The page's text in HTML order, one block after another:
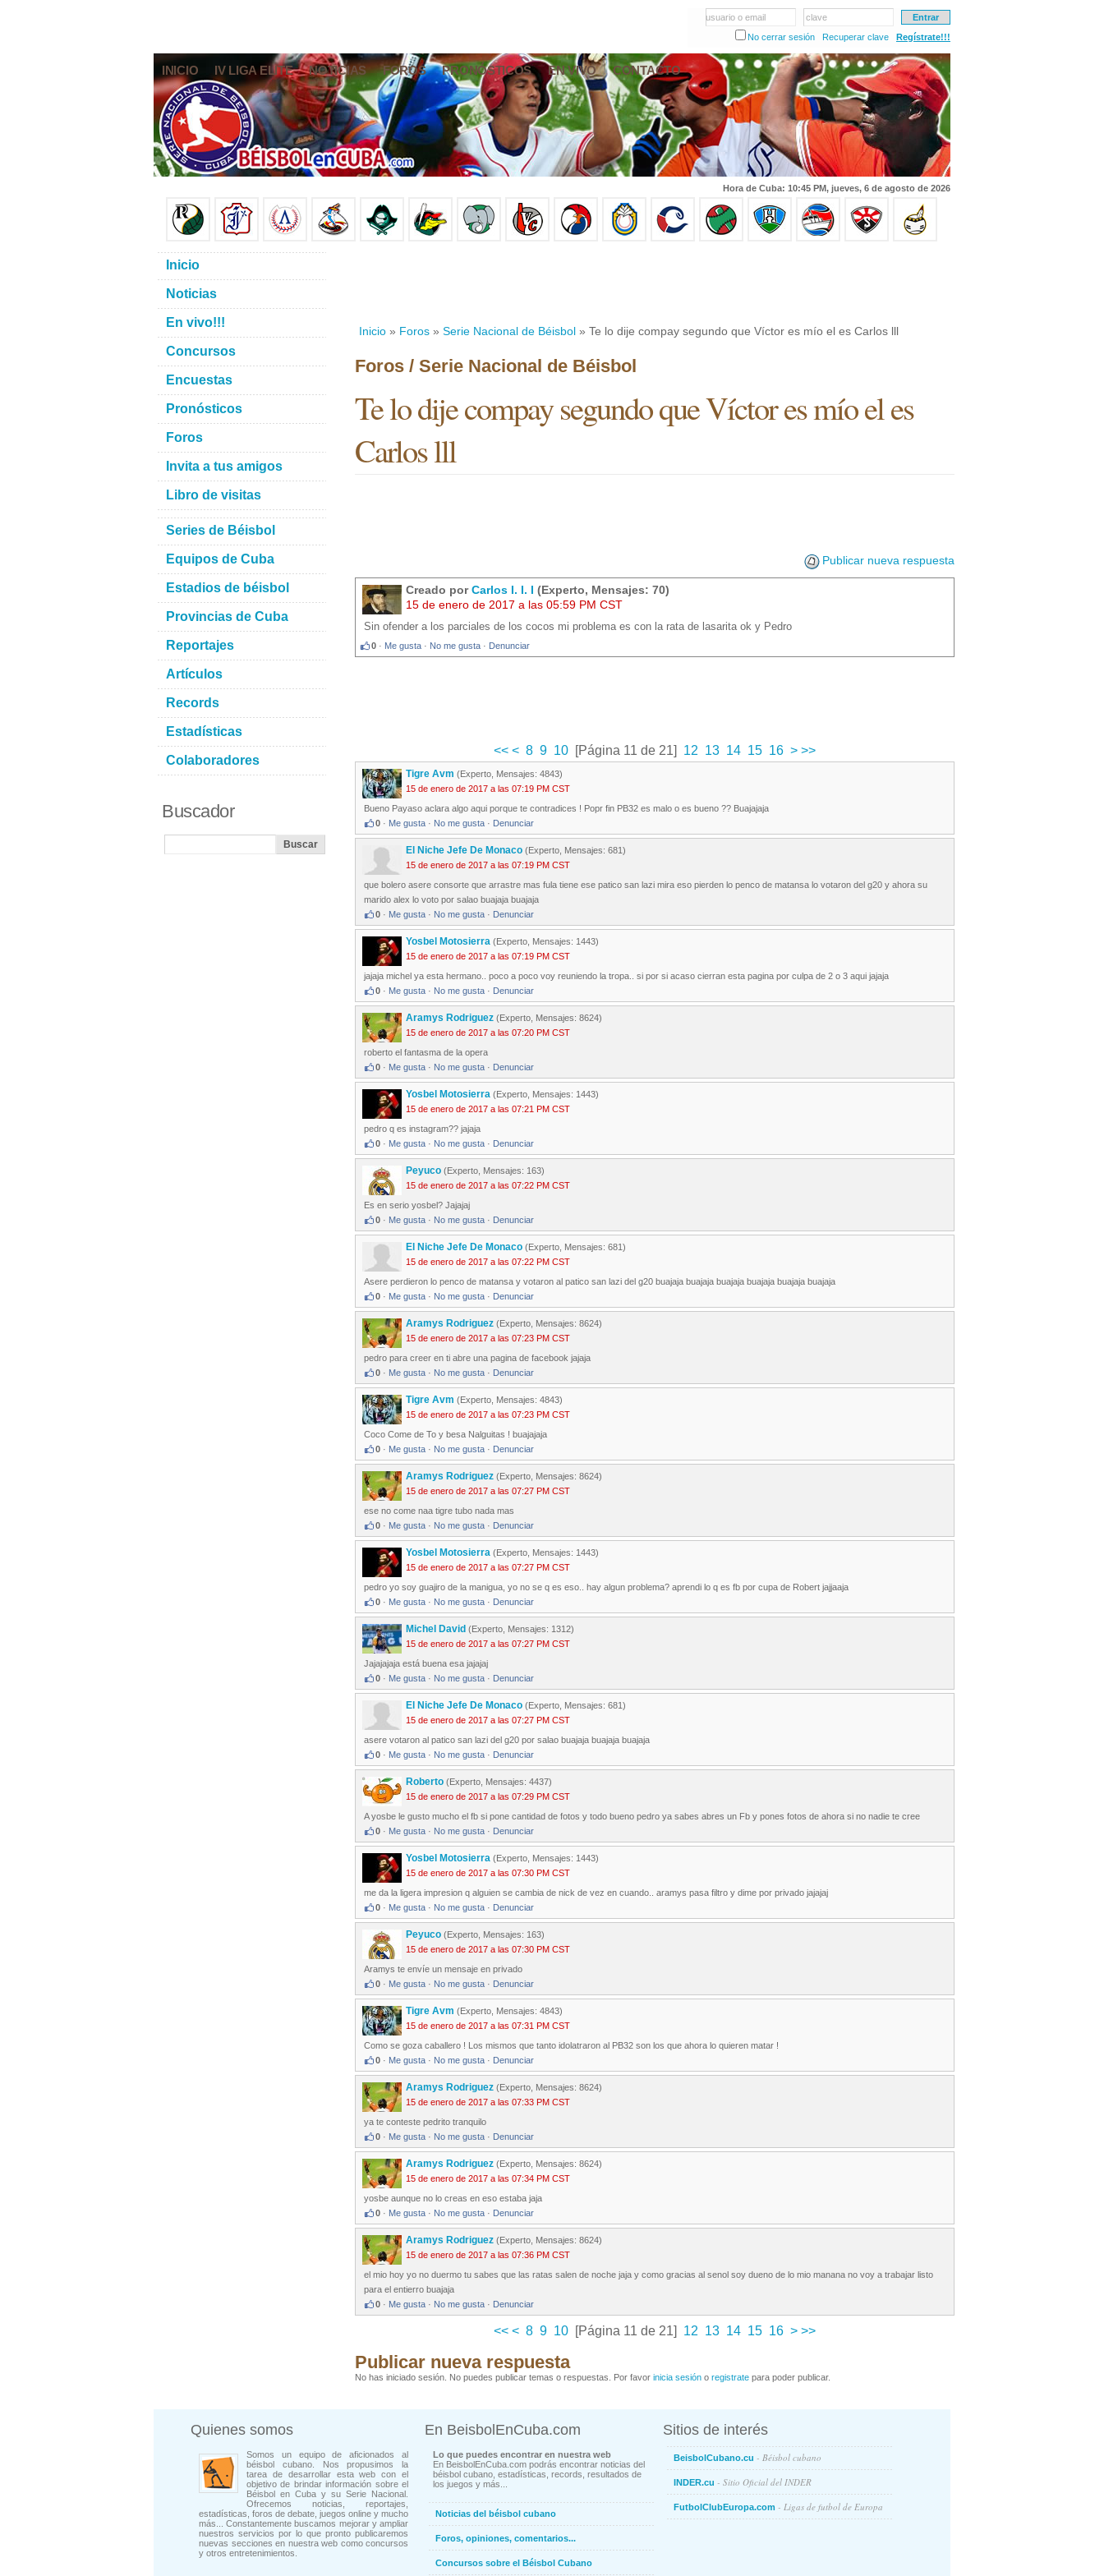
usuario o email
clave
No cerrar sesión
Recuperar clave Regístrate!!!
INICIO IV LIGA ELITE NOTICIAS FOROS PRONÓSTICOS EN VIVO CONTACTO
Hora de Cuba: 10:45 PM, jueves, 6 de agosto de 2026
Inicio » Foros » Serie Nacional de Béisbol » Te lo dije compay segundo que Víctor es mío el es Carlos lll
Foros / Serie Nacional de Béisbol
Te lo dije compay segundo que Víctor es mío el es
Carlos lll
Publicar nueva respuesta
Creado porCarlos I. I. I (Experto, Mensajes: 70)
15 de enero de 2017 a las 05:59 PM CST
Sin ofender a los parciales de los cocos mi problema es con la rata de lasarita ok y Pedro
0 · Me gusta · No me gusta · Denunciar
<< < 8 9 10 [Página 11 de 21] 12 13 14 15 16 > >>
Tigre Avm (Experto, Mensajes: 4843)
15 de enero de 2017 a las 07:19 PM CST
Bueno Payaso aclara algo aqui porque te contradices ! Popr fin PB32 es malo o es bueno ?? Buajajaja
0 · Me gusta · No me gusta · Denunciar
El Niche Jefe De Monaco (Experto, Mensajes: 681)
15 de enero de 2017 a las 07:19 PM CST
que bolero asere consorte que arrastre mas fula tiene ese patico san lazi mira eso pierden lo penco de matansa lo votaron del g20 y ahora su
marido alex lo voto por salao buajaja buajaja
0 · Me gusta · No me gusta · Denunciar
Yosbel Motosierra (Experto, Mensajes: 1443)
15 de enero de 2017 a las 07:19 PM CST
jajaja michel ya esta hermano.. poco a poco voy reuniendo la tropa.. si por si acaso cierran esta pagina por culpa de 2 o 3 aqui jajaja
0 · Me gusta · No me gusta · Denunciar
Aramys Rodriguez (Experto, Mensajes: 8624)
15 de enero de 2017 a las 07:20 PM CST
roberto el fantasma de la opera
0 · Me gusta · No me gusta · Denunciar
Yosbel Motosierra (Experto, Mensajes: 1443)
15 de enero de 2017 a las 07:21 PM CST
pedro q es instagram?? jajaja
0 · Me gusta · No me gusta · Denunciar
Peyuco (Experto, Mensajes: 163)
15 de enero de 2017 a las 07:22 PM CST
Es en serio yosbel? Jajajaj
0 · Me gusta · No me gusta · Denunciar
El Niche Jefe De Monaco (Experto, Mensajes: 681)
15 de enero de 2017 a las 07:22 PM CST
Asere perdieron lo penco de matansa y votaron al patico san lazi del g20 buajaja buajaja buajaja buajaja buajaja buajaja
0 · Me gusta · No me gusta · Denunciar
Aramys Rodriguez (Experto, Mensajes: 8624)
15 de enero de 2017 a las 07:23 PM CST
pedro para creer en ti abre una pagina de facebook jajaja
0 · Me gusta · No me gusta · Denunciar
Tigre Avm (Experto, Mensajes: 4843)
15 de enero de 2017 a las 07:23 PM CST
Coco Come de To y besa Nalguitas ! buajajaja
0 · Me gusta · No me gusta · Denunciar
Aramys Rodriguez (Experto, Mensajes: 8624)
15 de enero de 2017 a las 07:27 PM CST
ese no come naa tigre tubo nada mas
0 · Me gusta · No me gusta · Denunciar
Yosbel Motosierra (Experto, Mensajes: 1443)
15 de enero de 2017 a las 07:27 PM CST
pedro yo soy guajiro de la manigua, yo no se q es eso.. hay algun problema? aprendi lo q es fb por cupa de Robert jajjaaja
0 · Me gusta · No me gusta · Denunciar
Michel David (Experto, Mensajes: 1312)
15 de enero de 2017 a las 07:27 PM CST
Jajajajaja está buena esa jajajaj
0 · Me gusta · No me gusta · Denunciar
El Niche Jefe De Monaco (Experto, Mensajes: 681)
15 de enero de 2017 a las 07:27 PM CST
asere votaron al patico san lazi del g20 por salao buajaja buajaja buajaja
0 · Me gusta · No me gusta · Denunciar
Roberto (Experto, Mensajes: 4437)
15 de enero de 2017 a las 07:29 PM CST
A yosbe le gusto mucho el fb si pone cantidad de fotos y todo bueno pedro ya sabes abres un Fb y pones fotos de ahora si no nadie te cree
0 · Me gusta · No me gusta · Denunciar
Yosbel Motosierra (Experto, Mensajes: 1443)
15 de enero de 2017 a las 07:30 PM CST
me da la ligera impresion q alguien se cambia de nick de vez en cuando.. aramys pasa filtro y dime por privado jajajaj
0 · Me gusta · No me gusta · Denunciar
Peyuco (Experto, Mensajes: 163)
15 de enero de 2017 a las 07:30 PM CST
Aramys te envíe un mensaje en privado
0 · Me gusta · No me gusta · Denunciar
Tigre Avm (Experto, Mensajes: 4843)
15 de enero de 2017 a las 07:31 PM CST
Como se goza caballero ! Los mismos que tanto idolatraron al PB32 son los que ahora lo quieren matar !
0 · Me gusta · No me gusta · Denunciar
Aramys Rodriguez (Experto, Mensajes: 8624)
15 de enero de 2017 a las 07:33 PM CST
ya te conteste pedrito tranquilo
0 · Me gusta · No me gusta · Denunciar
Aramys Rodriguez (Experto, Mensajes: 8624)
15 de enero de 2017 a las 07:34 PM CST
yosbe aunque no lo creas en eso estaba jaja
0 · Me gusta · No me gusta · Denunciar
Aramys Rodriguez (Experto, Mensajes: 8624)
15 de enero de 2017 a las 07:36 PM CST
el mio hoy yo no duermo tu sabes que las ratas salen de noche jaja y como gracias al senol soy dueno de lo mio manana no voy a trabajar listo
para el entierro buajaja
0 · Me gusta · No me gusta · Denunciar
<< < 8 9 10 [Página 11 de 21] 12 13 14 15 16 > >>
Publicar nueva respuesta
No has iniciado sesión. No puedes publicar temas o respuestas. Por favor inicia sesión o registrate para poder publicar.
Inicio
Noticias
En vivo!!!
Concursos
Encuestas
Pronósticos
Foros
Invita a tus amigos
Libro de visitas
Series de Béisbol
Equipos de Cuba
Estadios de béisbol
Provincias de Cuba
Reportajes
Artículos
Records
Estadísticas
Colaboradores
Buscador
Quienes somos
Somos un equipo de aficionados al
béisbol cubano. Nos propusimos la
tarea de desarrollar esta web con el
objetivo de brindar información sobre el
Béisbol en Cuba y su Serie Nacional.
Ofrecemos noticias, reportajes,
estadísticas, foros de debate, juegos online y mucho
más... Constantemente buscamos mejorar y ampliar
nuestros servicios por lo que pronto publicaremos
nuevas secciones en nuestra web como concursos
y otros entretenimientos.
En BeisbolEnCuba.com
Lo que puedes encontrar en nuestra web
En BeisbolEnCuba.com podrás encontrar noticias del
béisbol cubano, estadísticas, records, resultados de
los juegos y más...
Noticias del béisbol cubano
Foros, opiniones, comentarios...
Concursos sobre el Béisbol Cubano
Sitios de interés
BeisbolCubano.cu - Béisbol cubano
INDER.cu - Sitio Oficial del INDER
FutbolClubEuropa.com - Ligas de futbol de Europa